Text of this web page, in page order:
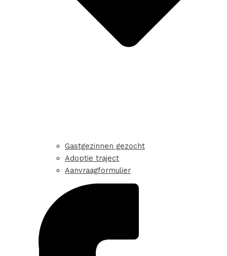
Gastgezinnen gezocht
Adoptie traject
Aanvraagformulier